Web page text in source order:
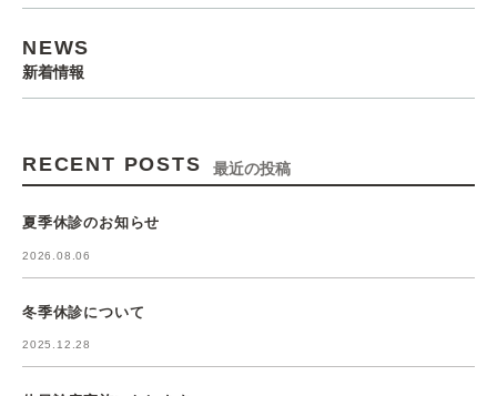
NEWS
新着情報
RECENT POSTS 最近の投稿
夏季休診のお知らせ
2026.08.06
冬季休診について
2025.12.28